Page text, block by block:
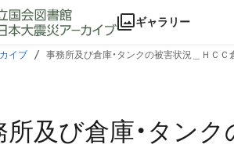
ギャラリー
イブ 事務所及び倉庫・タンクの被害状況＿ＨＣＣ
所及び倉庫・タン